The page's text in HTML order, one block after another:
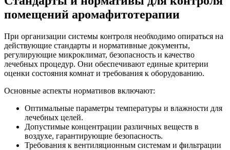
помещений аромафитотерапии
При организации системы контроля необходимо опираться на
действующие стандарты и нормативные документы,
регулирующие микроклимат, безопасность и качество
лечебных процедур. Они обеспечивают единые критерии
оценки состояния комнат и требования к оборудованию.
Основные аспекты нормативов включают:
Оптимальные параметры температуры и влажности для
лечебных целей.
Допустимые концентрации различных веществ в
воздухе, гарантирующие безопасность.
Требования к вентиляционным системам и фильтрации